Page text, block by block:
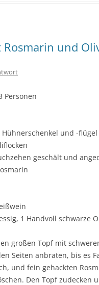
und
Personen
Hühnerschenkel und -flügel
geschält und
1 Handvoll schwarze
großen Topf mit
Seiten anbraten, bis es
und fein gehackten
Den Topf zudecken